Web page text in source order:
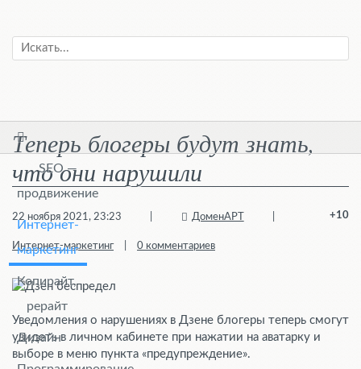
SEO —
продвижение
Интернет-
маркетинг
Копирайт,
рерайт
Дизайн
Теперь блогеры будут знать,
что они нарушили
+10
22 ноября 2021, 23:23 ДоменАРТ
Интернет-маркетинг 0 комментариев
Уведомления о нарушениях в Дзене блогеры теперь смогут
увидеть в личном кабинете при нажатии на аватарку и
выборе в меню пункта «предупреждение».